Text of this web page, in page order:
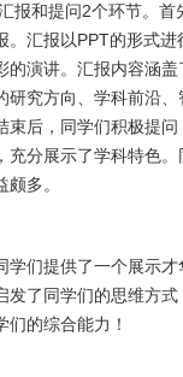
和提问2个环节。首
。汇报以PPT的形式进
的演讲。汇报内容涵
研究方向、学科前沿
束后，同学们积极提
充分展示了学科特色
多。
们提供了一个展示才
发了同学们的思维方
的综合能力！